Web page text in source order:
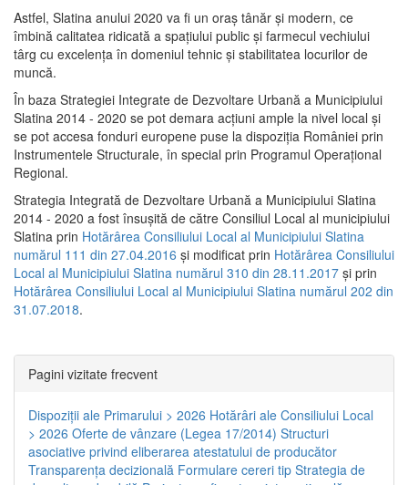
Astfel, Slatina anului 2020 va fi un oraş tânăr şi modern, ce
îmbină calitatea ridicată a spaţiului public şi farmecul vechiului
târg cu excelenţa în domeniul tehnic şi stabilitatea locurilor de
muncă.
În baza Strategiei Integrate de Dezvoltare Urbană a Municipiului
Slatina 2014 - 2020 se pot demara acţiuni ample la nivel local şi
se pot accesa fonduri europene puse la dispoziţia României prin
Instrumentele Structurale, în special prin Programul Operațional
Regional.
Strategia Integrată de Dezvoltare Urbană a Municipiului Slatina
2014 - 2020 a fost însuşită de către Consiliul Local al municipiului
Slatina prin Hotărârea Consiliului Local al Municipiului Slatina
numărul 111 din 27.04.2016 și modificat prin Hotărârea Consiliului
Local al Municipiului Slatina numărul 310 din 28.11.2017 și prin
Hotărârea Consiliului Local al Municipiului Slatina numărul 202 din
31.07.2018.
Pagini vizitate frecvent
Dispoziţii ale Primarului > 2026 Hotărâri ale Consiliului Local
> 2026 Oferte de vânzare (Legea 17/2014) Structuri
asociative privind eliberarea atestatului de producător
Transparenţa decizională Formulare cereri tip Strategia de